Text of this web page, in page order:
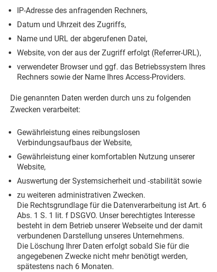
IP-Adresse des anfragenden Rechners,
Datum und Uhrzeit des Zugriffs,
Name und URL der abgerufenen Datei,
Website, von der aus der Zugriff erfolgt (Referrer-URL),
verwendeter Browser und ggf. das Betriebssystem Ihres
Rechners sowie der Name Ihres Access-Providers.
Die genannten Daten werden durch uns zu folgenden
Zwecken verarbeitet:
Gewährleistung eines reibungslosen
Verbindungsaufbaus der Website,
Gewährleistung einer komfortablen Nutzung unserer
Website,
Auswertung der Systemsicherheit und -stabilität sowie
zu weiteren administrativen Zwecken.
Die Rechtsgrundlage für die Datenverarbeitung ist Art. 6
Abs. 1 S. 1 lit. f DSGVO. Unser berechtigtes Interesse
besteht in dem Betrieb unserer Webseite und der damit
verbundenen Darstellung unseres Unternehmens.
Die Löschung Ihrer Daten erfolgt sobald Sie für die
angegebenen Zwecke nicht mehr benötigt werden,
spätestens nach 6 Monaten.